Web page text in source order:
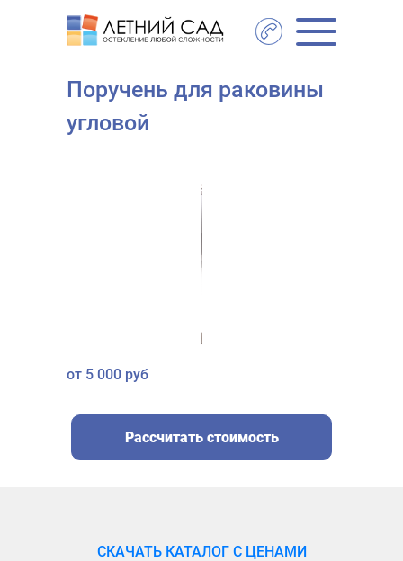
Главная- Поручень для раковины угловой
Поручень для раковины
угловой
от 5 000 руб
Рассчитать стоимость
СКАЧАТЬ КАТАЛОГ С ЦЕНАМИ